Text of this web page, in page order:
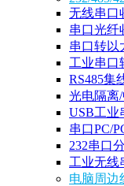
无线串口
串口光纤
串口转以
工业串口
RS485集
光电隔离
USB工业
串口PC/
232串口
工业无线
电脑周边